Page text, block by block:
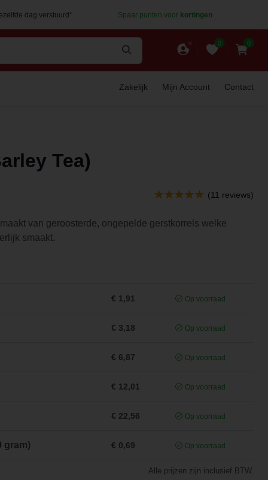
dag verstuurd* Spaar punten voor kortingen
0 0
Zakelijk Mijn Account Contact
Tea)
(11 reviews)
van geroosterde, ongepelde gerstkorrels welke
smaakt.
€ 1,91 Op voorraad
€ 3,18 Op voorraad
€ 6,87 Op voorraad
€ 12,01 Op voorraad
€ 22,56 Op voorraad
gram) € 0,69 Op voorraad
Alle prijzen zijn inclusief BTW.